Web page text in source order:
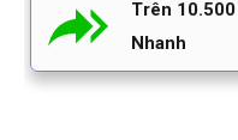
Trên
Nhanh